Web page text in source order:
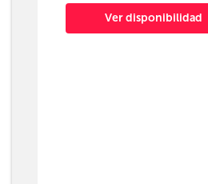
Ver disponibilidad